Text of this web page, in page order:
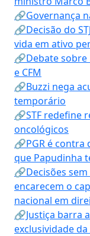
🔗Governança
🔗Decisão do
vida em ativo
🔗Debate sobre
e CFM
🔗Buzzi nega
temporário
🔗STF redefine
oncológicos
🔗PGR é contra
que Papudinha
🔗Decisões
encarecem o
nacional em
🔗Justiça barra
exclusividade